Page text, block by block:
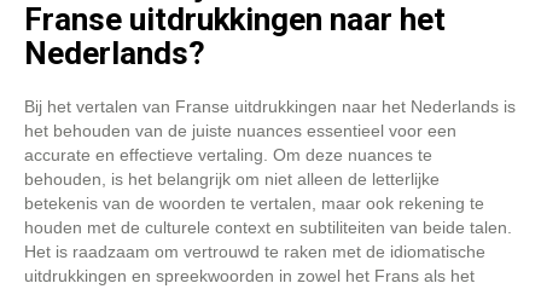
Franse uitdrukkingen naar het
Nederlands?
Bij het vertalen van Franse uitdrukkingen naar het Nederlands is
het behouden van de juiste nuances essentieel voor een
accurate en effectieve vertaling. Om deze nuances te
behouden, is het belangrijk om niet alleen de letterlijke
betekenis van de woorden te vertalen, maar ook rekening te
houden met de culturele context en subtiliteiten van beide talen.
Het is raadzaam om vertrouwd te raken met de idiomatische
uitdrukkingen en spreekwoorden in zowel het Frans als het